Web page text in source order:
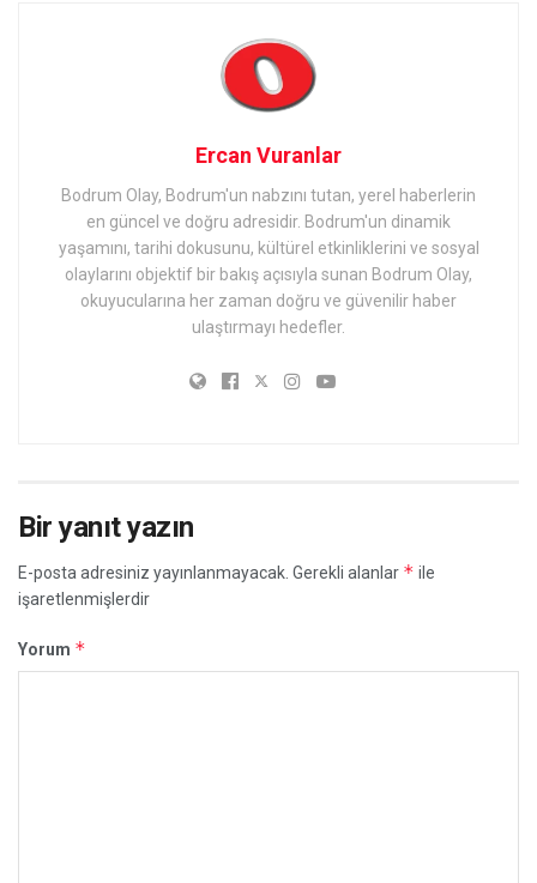
Ercan Vuranlar
Bodrum Olay, Bodrum'un nabzını tutan, yerel haberlerin
en güncel ve doğru adresidir. Bodrum'un dinamik
yaşamını, tarihi dokusunu, kültürel etkinliklerini ve sosyal
olaylarını objektif bir bakış açısıyla sunan Bodrum Olay,
okuyucularına her zaman doğru ve güvenilir haber
ulaştırmayı hedefler.
Bir yanıt yazın
E-posta adresiniz yayınlanmayacak. Gerekli alanlar * ile
işaretlenmişlerdir
Yorum *